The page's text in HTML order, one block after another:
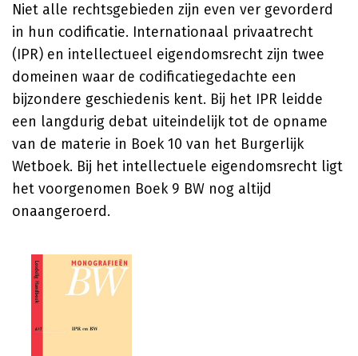
Niet alle rechtsgebieden zijn even ver gevorderd
in hun codificatie. Internationaal privaatrecht
(IPR) en intellectueel eigendomsrecht zijn twee
domeinen waar de codificatiegedachte een
bijzondere geschiedenis kent. Bij het IPR leidde
een langdurig debat uiteindelijk tot de opname
van de materie in Boek 10 van het Burgerlijk
Wetboek. Bij het intellectuele eigendomsrecht ligt
het voorgenomen Boek 9 BW nog altijd
onaangeroerd.